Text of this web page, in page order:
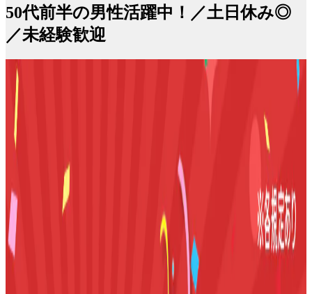
50代前半の男性活躍中！／土日休み◎
／未経験歓迎